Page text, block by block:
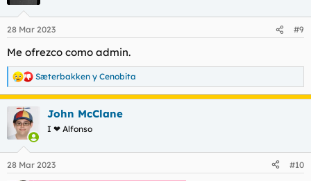
e
:
28 Mar 2023 #9
Me ofrezco como admin.
R
e
a
c
c
e
Sæterbakken y Cenobita
John McClane
I ❤ Alfonso
28 Mar 2023 #10